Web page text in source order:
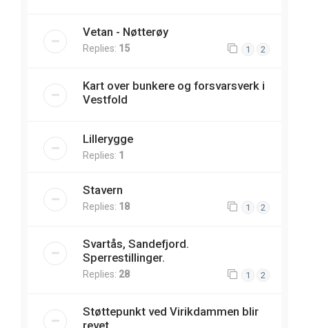
Vetan - Nøtterøy
Replies: 15 1 2
Kart over bunkere og forsvarsverk i
Vestfold
Lillerygge
Replies: 1
Stavern
Replies: 18 1 2
Svartås, Sandefjord.
Sperrestillinger.
Replies: 28 1 2
Støttepunkt ved Virikdammen blir